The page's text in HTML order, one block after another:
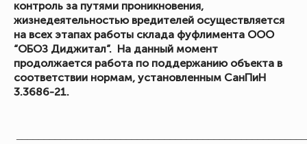
контроль за путями проникновения,
жизнедеятельностью вредителей осуществляется
на всех этапах работы склада фуфлимента ООО
“ОБОЗ Диджитал”. На данный момент
продолжается работа по поддержанию объекта в
соответствии нормам, установленным СанПиН
3.3686-21.